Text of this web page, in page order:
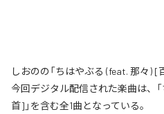
しおのの「ちはやぶる (feat. 那々) [
今回デジタル配信された楽曲は、
首]」を含む全1曲となっている。